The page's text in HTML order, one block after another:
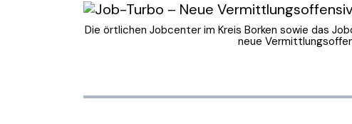
Die örtlichen Jobcenter im Kreis Borken sowie das
neue